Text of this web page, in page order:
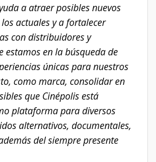
a atraer posibles nuevos
actuales y a fortalecer
con distribuidores y
estamos en la búsqueda de
únicas para nuestros
como marca, consolidar en
que Cinépolis está
plataforma para diversos
alternativos, documentales,
del siempre presente